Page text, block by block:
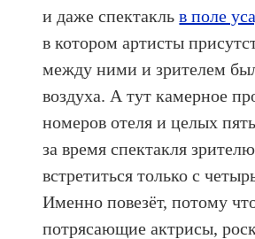
и даже спектакльв поле
в котором артисты
между ними и зрителем
воздуха. А тут камерное
номеров отеля и целых
за время спектакля
встретиться только с
Именно повезёт, потому
потрясающие актрисы,